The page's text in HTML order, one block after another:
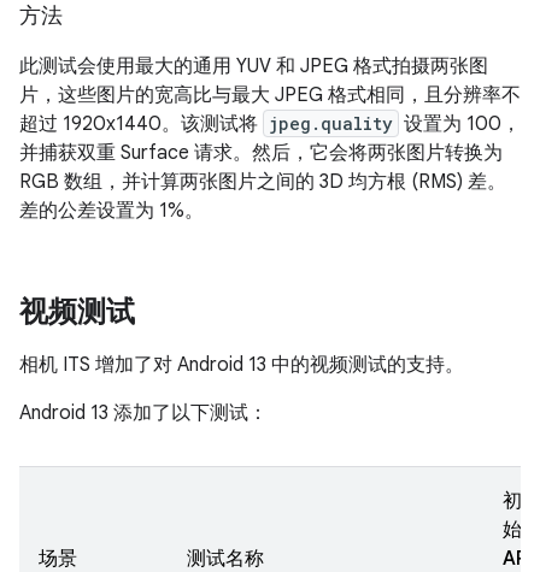
方法
此测试会使用最大的通用 YUV 和 JPEG 格式拍摄两张图
片，这些图片的宽高比与最大 JPEG 格式相同，且分辨率不
超过 1920x1440。该测试将 jpeg.quality 设置为 100，
并捕获双重 Surface 请求。然后，它会将两张图片转换为
RGB 数组，并计算两张图片之间的 3D 均方根 (RMS) 差。
差的公差设置为 1%。
视频测试
相机 ITS 增加了对 Android 13 中的视频测试的支持。
Android 13 添加了以下测试：
场景 测试名称
初
始
API